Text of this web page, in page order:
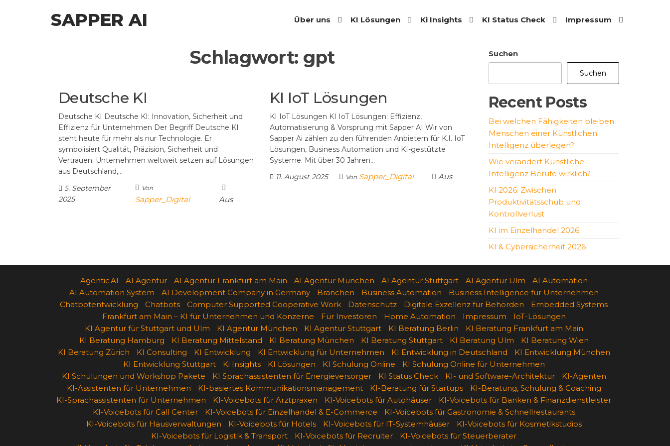
SAPPER AI Über uns KI Lösungen Ki Insights KI Status Check Impressum
Schlagwort: gpt
Deutsche KI
Deutsche KI Deutsche KI: Innovation, Sicherheit und
Effizienz für Unternehmen Der Begriff Deutsche KI
steht heute für mehr als nur Technologie. Er
symbolisiert Qualität, Präzision, Sicherheit und
Vertrauen. Unternehmen weltweit setzen auf Lösungen
aus Deutschland,…
5. September
2025
Von
Sapper_Digital Aus
KI IoT Lösungen
KI IoT Lösungen KI IoT Lösungen: Effizienz,
Automatisierung & Vorsprung mit Sapper AI Wir von
Sapper Ai zählen zu den führenden Anbietern für K.I. IoT
Lösungen, Business Automation und KI-gestützte
Systeme. Mit über 30 Jahren…
11. August 2025
Von Sapper_Digital Aus
Suchen
Suchen
Recent Posts
Bei welchen Fähigkeiten bleiben
Menschen einer Künstlichen
Intelligenz überlegen?
Wie verändert Künstliche
Intelligenz Berufe wirklich?
KI 2026: Zwischen
Produktivitätsschub und
Kontrollverlust
KI im Einzelhandel 2026
KI & Cybersicherheit 2026
Agentic AI AI Agentur AI Agentur Frankfurt am Main AI Agentur München AI Agentur Stuttgart AI Agentur Ulm
AI Automation
AI Automation System
AI Development Company in Germany Branchen Business Automation
Business Intelligence für Unternehmen
Chatbotentwicklung
Chatbots Computer Supported Cooperative Work Datenschutz Digitale Exzellenz für Behörden
Embedded Systems
Frankfurt am Main – KI für Unternehmen und Konzerne
Für Investoren Home Automation Impressum
IoT-Lösungen
KI Agentur für Stuttgart und Ulm
KI Agentur München KI Agentur Stuttgart KI Beratung Berlin
KI Beratung Frankfurt am Main
KI Beratung Hamburg
KI Beratung Mittelstand KI Beratung München KI Beratung Stuttgart KI Beratung Ulm
KI Beratung Wien
KI Beratung Zürich
KI Consulting KI Entwicklung KI Entwicklung für Unternehmen KI Entwicklung in Deutschland
KI Entwicklung München
KI Entwicklung Stuttgart
Ki Insights KI Lösungen KI Schulung Online
KI Schulung Online für Unternehmen
KI Schulungen und Workshop Pakete
KI Sprachassistenten für Energieversorger KI Status Check KI- und Software-Architektur
KI-Agenten
KI-Assistenten für Unternehmen
KI-basiertes Kommunikationsmanagement KI-Beratung für Startups
KI-Beratung, Schulung & Coaching
KI-Sprachassistenten für Unternehmen
KI-Voicebots für Arztpraxen KI-Voicebots für Autohäuser
KI-Voicebots für Banken & Finanzdienstleister
KI-Voicebots für Call Center
KI-Voicebots für Einzelhandel & E-Commerce
KI-Voicebots für Gastronomie & Schnellrestaurants
KI-Voicebots für Hausverwaltungen
KI-Voicebots für Hotels KI-Voicebots für IT-Systemhäuser
KI-Voicebots für Kosmetikstudios
KI-Voicebots für Logistik & Transport
KI-Voicebots für Recruiter
KI-Voicebots für Steuerberater